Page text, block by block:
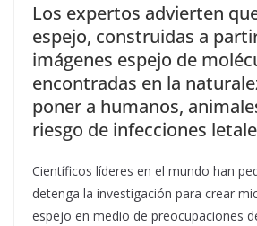
Los expertos advierten
espejo, construidas a
imágenes espejo de
encontradas en la
poner a humanos,
riesgo de infecciones
Científicos líderes en el mundo han
detenga la investigación para crear
espejo en medio de preocupaciones